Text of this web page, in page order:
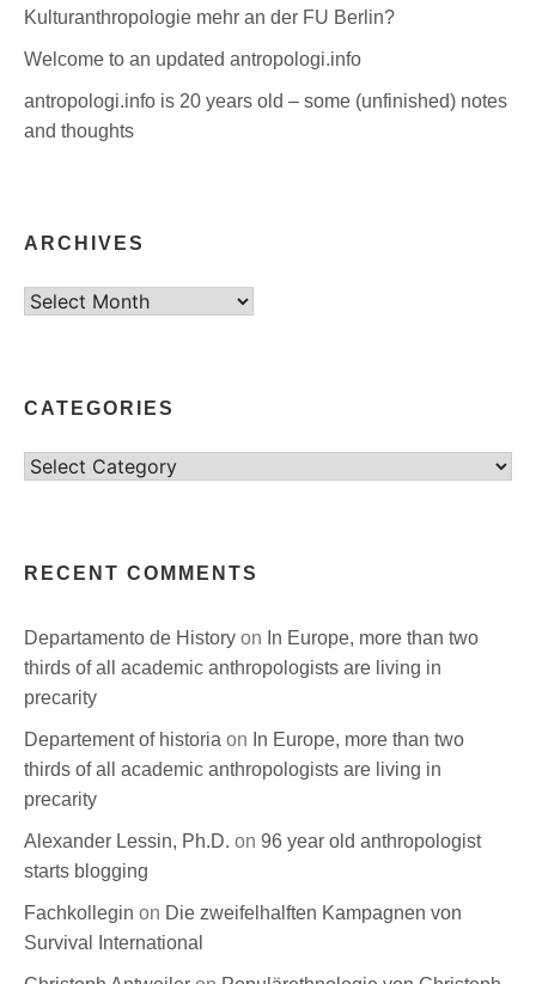
Kulturanthropologie mehr an der FU Berlin?
Welcome to an updated antropologi.info
antropologi.info is 20 years old – some (unfinished) notes
and thoughts
ARCHIVES
Archives
CATEGORIES
Categories
RECENT COMMENTS
Departamento de History on In Europe, more than two
thirds of all academic anthropologists are living in
precarity
Departement of historia on In Europe, more than two
thirds of all academic anthropologists are living in
precarity
Alexander Lessin, Ph.D. on 96 year old anthropologist
starts blogging
Fachkollegin on Die zweifelhalften Kampagnen von
Survival International